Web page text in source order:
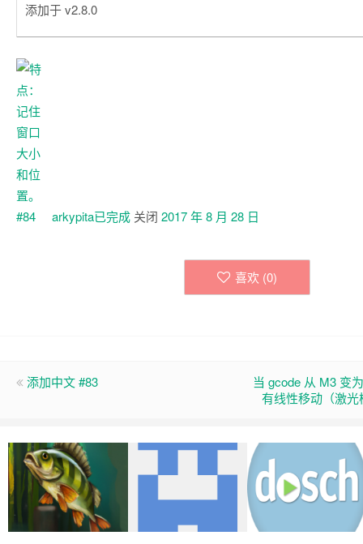
添加于 v2.8.0
arkypita已完成 关闭 2017 年 8 月 28 日
喜欢 (0)
添加中文 #83
当 gcode 从 M3 变
有线性移动（激